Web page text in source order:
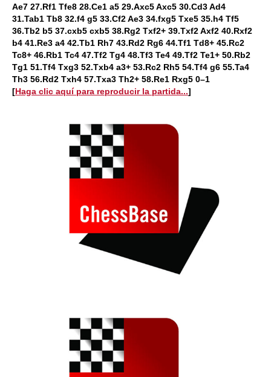
Ae7 27.Rf1 Tfe8 28.Ce1 a5 29.Axc5 Axc5 30.Cd3 Ad4
31.Tab1 Tb8 32.f4 g5 33.Cf2 Ae3 34.fxg5 Txe5 35.h4 Tf5
36.Tb2 b5 37.cxb5 cxb5 38.Rg2 Txf2+ 39.Txf2 Axf2 40.Rxf2
b4 41.Re3 a4 42.Tb1 Rh7 43.Rd2 Rg6 44.Tf1 Td8+ 45.Rc2
Tc8+ 46.Rb1 Tc4 47.Tf2 Tg4 48.Tf3 Te4 49.Tf2 Te1+ 50.Rb2
Tg1 51.Tf4 Txg3 52.Txb4 a3+ 53.Rc2 Rh5 54.Tf4 g6 55.Ta4
Th3 56.Rd2 Txh4 57.Txa3 Th2+ 58.Re1 Rxg5 0–1
[Haga clic aquí para reproducir la partida...]